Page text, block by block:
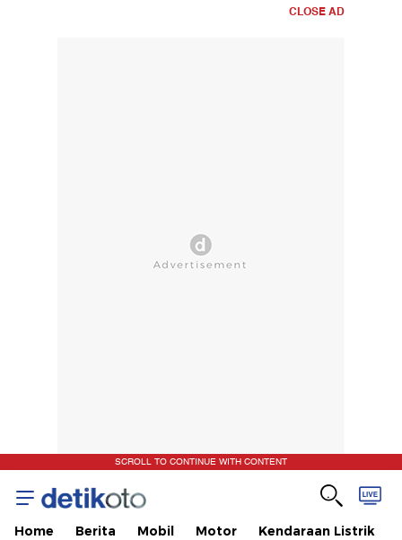
CLOSE AD
SCROLL TO CONTINUE WITH CONTENT
Home Berita Mobil Motor Kendaraan Listrik